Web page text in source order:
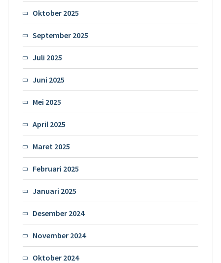
Oktober 2025
September 2025
Juli 2025
Juni 2025
Mei 2025
April 2025
Maret 2025
Februari 2025
Januari 2025
Desember 2024
November 2024
Oktober 2024